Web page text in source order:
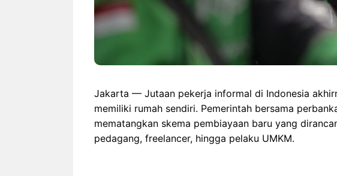
Jakarta — Jutaan pekerja informal di Indonesia
memiliki rumah sendiri. Pemerintah bersama
mematangkan skema pembiayaan baru yang
pedagang, freelancer, hingga pelaku UMKM.